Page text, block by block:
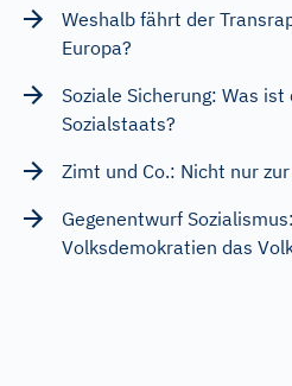
Weshalb fährt der
Europa?
Soziale Sicherung: Was
Sozialstaats?
Zimt und Co.: Nicht nur
Gegenentwurf
Volksdemokratien das